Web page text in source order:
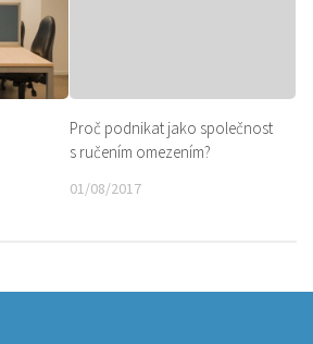
Proč podnikat jako společnost
s ručením omezením?
01/08/2017